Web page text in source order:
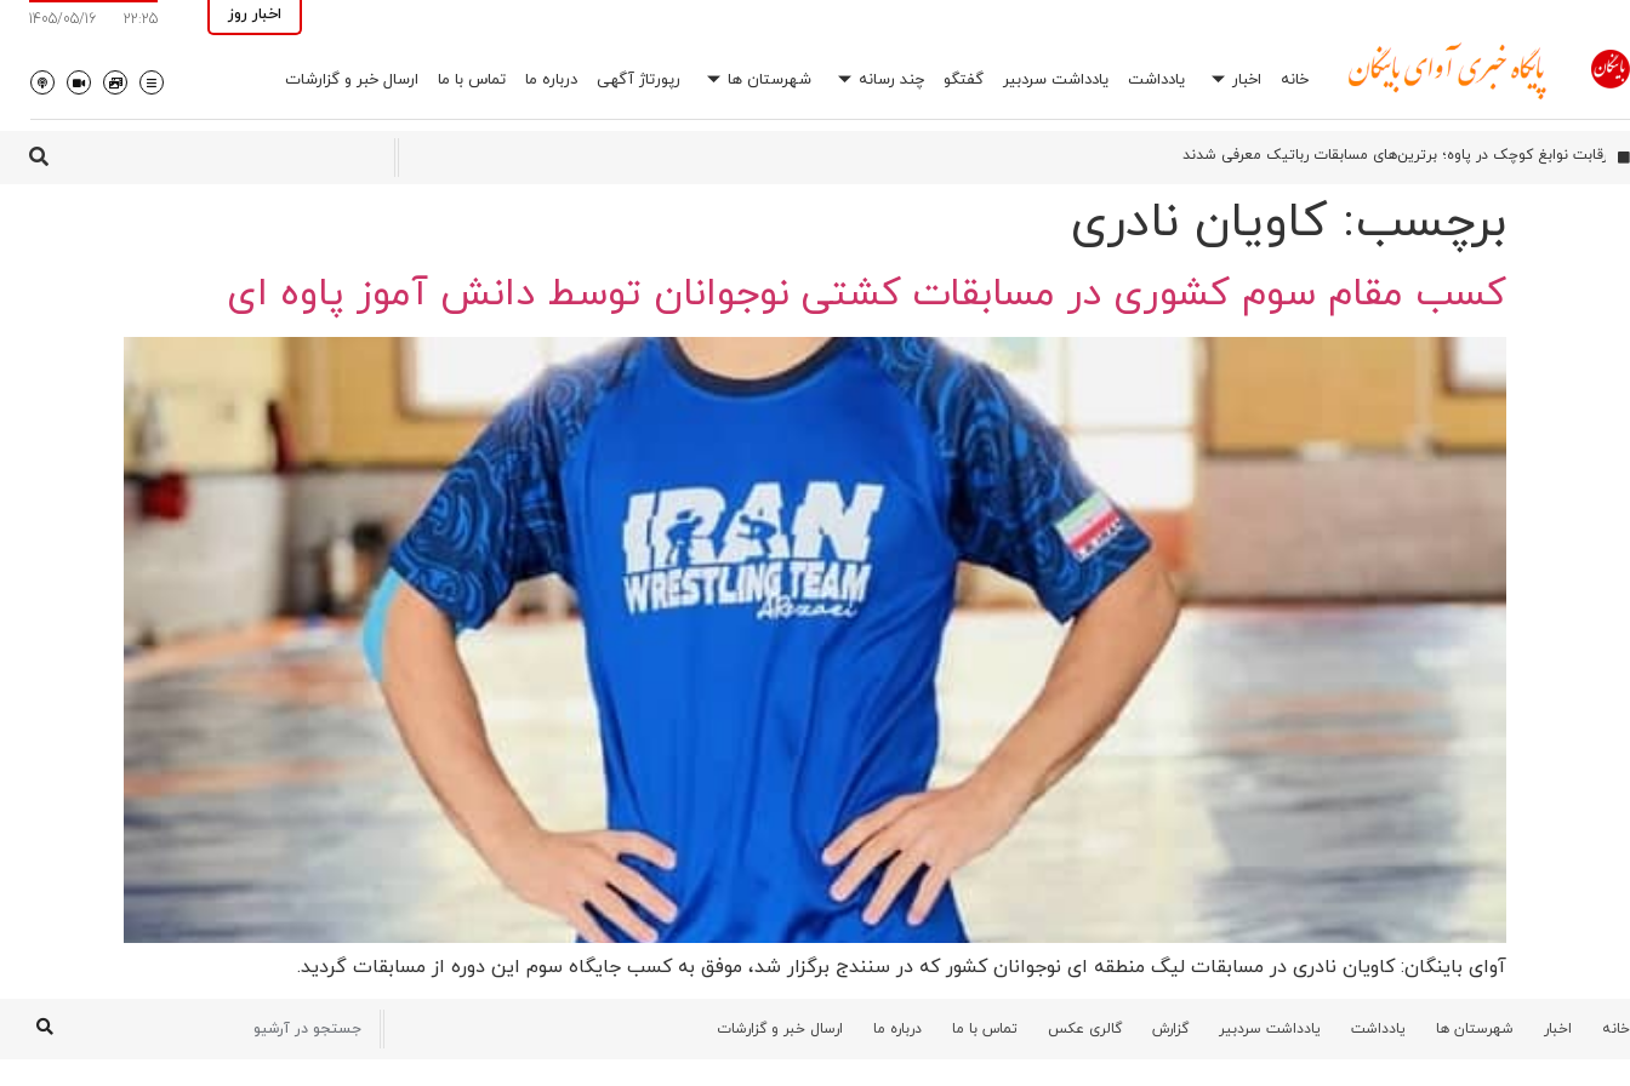
اخبار روز 22:25
1405/05/16
خانه اخبار یادداشت یادداشت سردبیر گفتگو چند رسانه شهرستان ها رپورتاژ آگهی درباره ما تماس با ما ارسال خبر و گزارشات
رقابت نوابغ کوچک در پاوه؛ برترین‌های مسابقات رباتیک معرفی شدند
آیین بهره‌برداری از شبکه فیبر نوری آسیاتک در روانسر
افشاگری درباره یک اشتباه رایج در تعمیرگاه‌ها: چرا انتخاب اشتباه جعبه بکس می‌تواند خرج شما را چند برابر کند؟
اورامان؛ شش سال پس از ثبت جهانی، هنوز در انتظار توسعه
برچسب:کاویان نادری
کسب مقام سوم کشوری در مسابقات کشتی نوجوانان توسط دانش آموز پاوه ای
آوای باینگان: کاویان نادری در مسابقات لیگ منطقه ای نوجوانان کشور که در سنندج برگزار شد، موفق به کسب جایگاه سوم این دوره از مسابقات گردید.
خانه اخبار شهرستان ها یادداشت یادداشت سردبیر گزارش گالری عکس تماس با ما درباره ما ارسال خبر و گزارشات